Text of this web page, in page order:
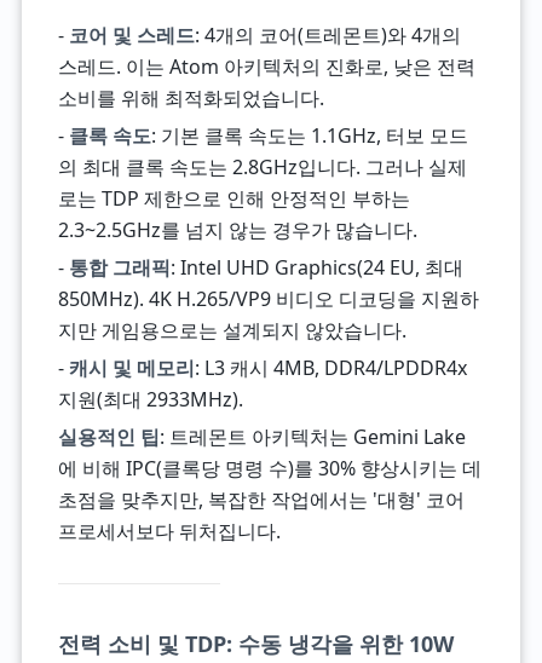
- 코어 및 스레드: 4개의 코어(트레몬트)와 4개의
스레드. 이는 Atom 아키텍처의 진화로, 낮은 전력
소비를 위해 최적화되었습니다.
- 클록 속도: 기본 클록 속도는 1.1GHz, 터보 모드
의 최대 클록 속도는 2.8GHz입니다. 그러나 실제
로는 TDP 제한으로 인해 안정적인 부하는
2.3~2.5GHz를 넘지 않는 경우가 많습니다.
- 통합 그래픽: Intel UHD Graphics(24 EU, 최대
850MHz). 4K H.265/VP9 비디오 디코딩을 지원하
지만 게임용으로는 설계되지 않았습니다.
-캐시 및 메모리: L3 캐시 4MB, DDR4/LPDDR4x
지원(최대 2933MHz).
실용적인 팁: 트레몬트 아키텍처는 Gemini Lake
에 비해 IPC(클록당 명령 수)를 30% 향상시키는 데
초점을 맞추지만, 복잡한 작업에서는 '대형' 코어
프로세서보다 뒤처집니다.
전력 소비 및 TDP: 수동 냉각을 위한 10W